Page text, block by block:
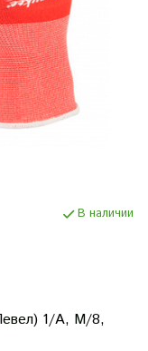
В наличии
1/A, M/8,